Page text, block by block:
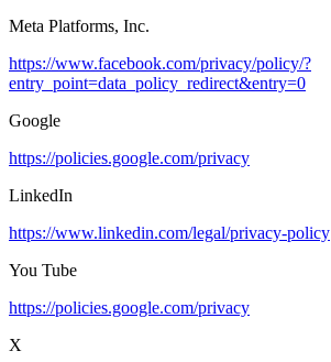
Meta Platforms, Inc.
https://www.facebook.com/privacy/policy/?
entry_point=data_policy_redirect&entry=0
Google
https://policies.google.com/privacy
LinkedIn
https://www.linkedin.com/legal/privacy-policy
You Tube
https://policies.google.com/privacy
X